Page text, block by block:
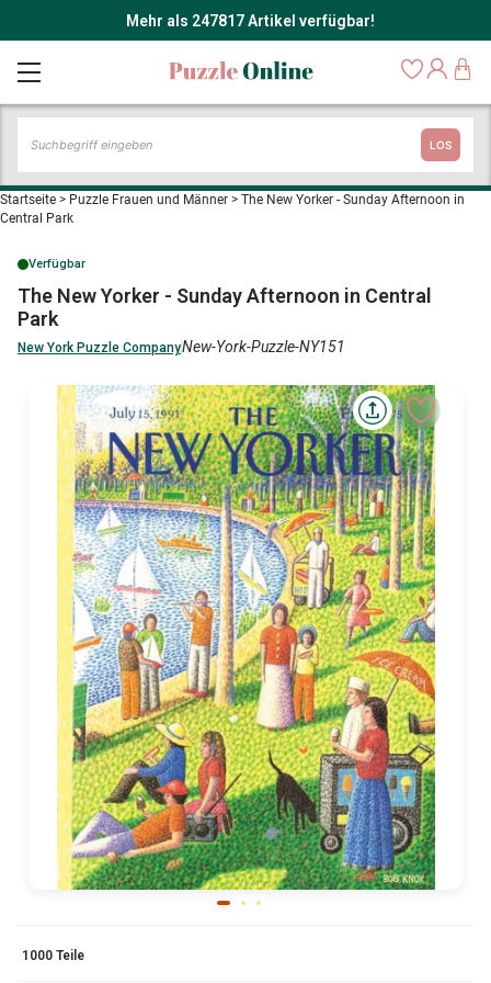
Mehr als 247817 Artikel verfügbar!
LOS
Startseite > Puzzle Frauen und Männer > The New Yorker - Sunday Afternoon in
Central Park
Verfügbar
The New Yorker - Sunday Afternoon in Central
Park
New York Puzzle CompanyNew-York-Puzzle-NY151
1000 Teile